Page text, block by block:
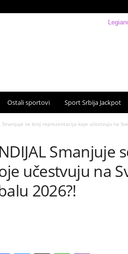
Ostali sportovi Sport Srbija Jackpot
Smanjuje se broj reprezentacija koje učestvuju na
Smanjuje
učestvuju na
2026?!